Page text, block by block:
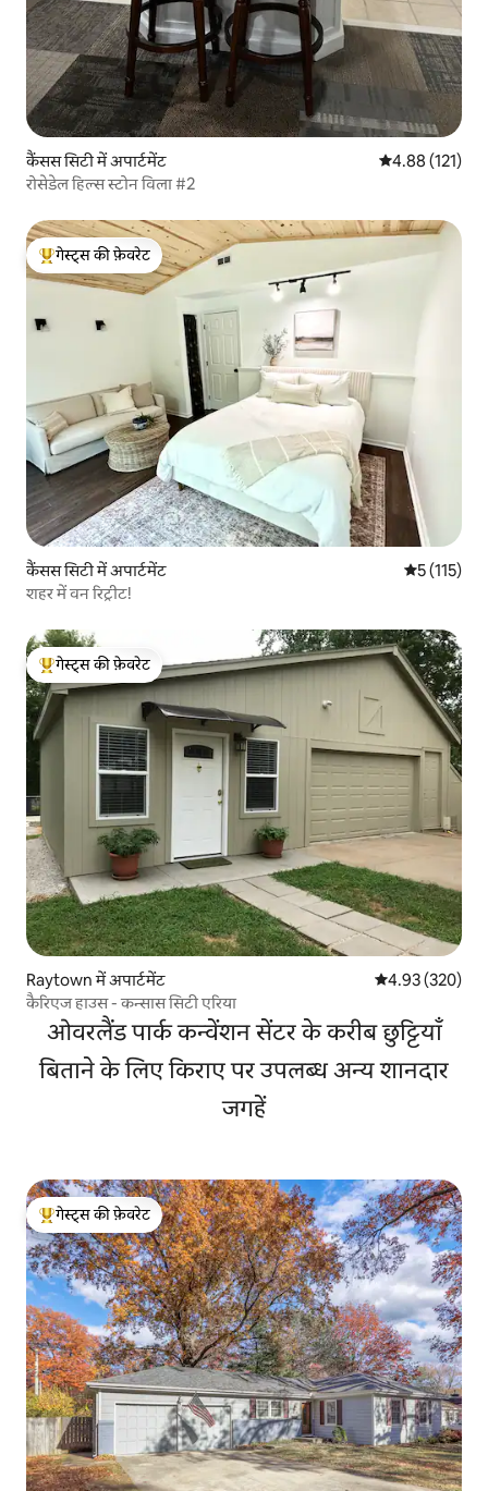
कैंसस सिटी में अपार्टमेंट औसत रेटिंग 5 में से
4.88 (121)
रोसेडेल हिल्स स्टोन विला #2
गेस्ट्स का टॉप फ़ेवरेट
गेस्ट्स की फ़ेवरेट
कैंसस सिटी में अपार्टमेंट औसत रेटिंग 5
5 (115)
शहर में वन रिट्रीट!
गेस्ट्स का टॉप फ़ेवरेट
गेस्ट्स की फ़ेवरेट
Raytown में अपार्टमेंट औसत रेटिंग 5 में से
4.93 (320)
कैरिएज हाउस - कन्सास सिटी एरिया
ओवरलैंड पार्क कन्वेंशन सेंटर के करीब छुट्टियाँ
बिताने के लिए किराए पर उपलब्ध अन्य शानदार
जगहें
गेस्ट्स का टॉप फ़ेवरेट
गेस्ट्स की फ़ेवरेट